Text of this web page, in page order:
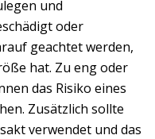
und
oder
geachtet werden,
hat. Zu eng oder
das Risiko eines
Zusätzlich sollte
verwendet und das